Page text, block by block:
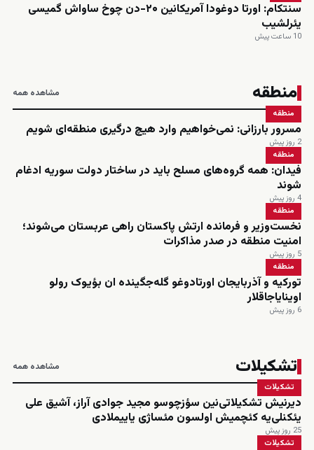
سنتکام: اورتا دوغودا آمریکانین ۲۰-دن چوخ ساواش گمیسی
یئرلشیب
10 ساعت پیش
منطقه مشاهده همه
منطقه
مسرور بارزانی: نمی‌خواهیم وارد هیچ درگیری منطقه‌ای شویم
2 روز پیش
منطقه
فیدان: همه گروه‌های مسلح باید در ساختار دولت سوریه ادغام
شوند
4 روز پیش
منطقه
نخست‌وزیر و فرمانده ارتش پاکستان راهی عربستان می‌شوند؛
امنیت منطقه در صدر مذاکرات
5 روز پیش
منطقه
تورکیه و آذربایجان اورتادوغو گله‌جگینده ان بؤیوک رولو
اوینایاجاقلار
6 روز پیش
تشکیلات مشاهده همه
تشکیلات
دیرنیش تشکیلاتی‌نین سؤزچوسو مجید جوادی آراز، آشیق علی
یئکنلی‌یه کئچمیش اولسون مئساژی یاییملادی
25 روز پیش
تشکیلات